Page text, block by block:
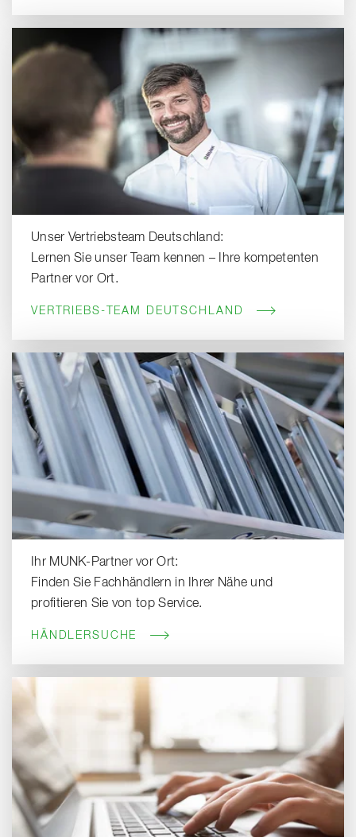
Unser Vertriebsteam Deutschland:
Lernen Sie unser Team kennen – Ihre kompetenten
Partner vor Ort.
VERTRIEBS-TEAM DEUTSCHLAND
Ihr MUNK-Partner vor Ort:
Finden Sie Fachhändlern in Ihrer Nähe und
profitieren Sie von top Service.
HÄNDLERSUCHE